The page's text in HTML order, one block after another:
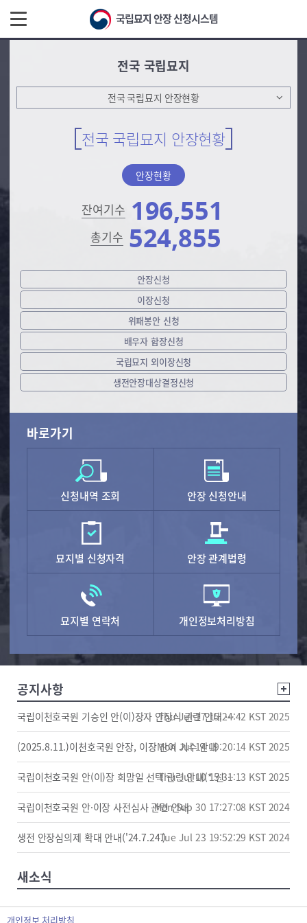
국립묘지 안장 신청시스템
전국 국립묘지
전국 국립묘지 안장현황
전국 국립묘지 안장현황
안장현황
잔여기수 196,551
총기수 524,855
안장신청
이장신청
위패봉안신청
배우자 합장신청
국립묘지 외이장신청
생전안장대상결정신청
바로가기
신청내역 조회 안장 신청안내
묘지별 신청자격 안장 관계법령
묘지별 연락처 개인정보처리방침
공지사항
국립이천호국원 기승인 안(이)장자 안장식 관련 안내 사항(수정)
Thu Jul 17 15:24:42 KST 2025
(2025.8.11.)이천호국원 안장, 이장 잔여 기수 안내Mon Jul 14 19:20:14 KST 2025
국립이천호국원 안(이)장 희망일 선택 관련 안내(* 신청내역조회)
Thu Jul 10 15:31:13 KST 2025
국립이천호국원 안·이장 사전심사 관련 안내Mon Sep 30 17:27:08 KST 2024
생전 안장심의제 확대 안내('24.7.24.)Tue Jul 23 19:52:29 KST 2024
새소식
개인정보 처리방침